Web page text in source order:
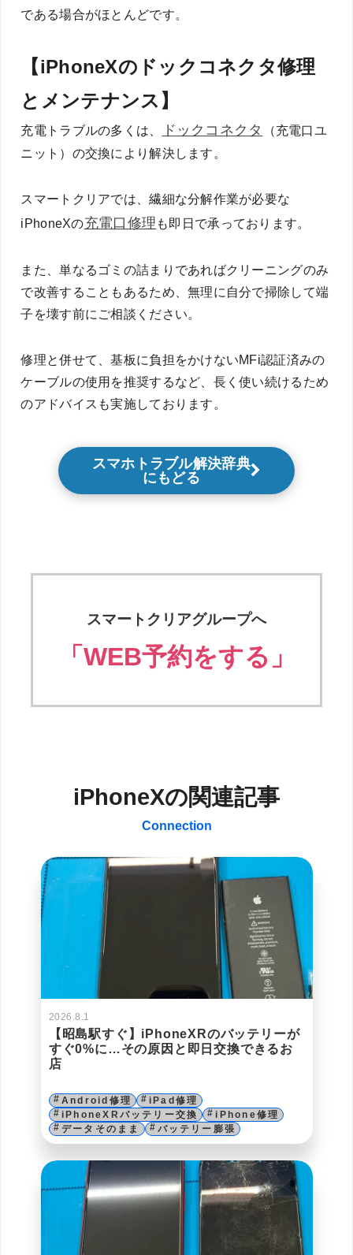
である場合がほとんどです。
【iPhoneXのドックコネクタ修理
とメンテナンス】
充電トラブルの多くは、 ドックコネクタ
（充電口ユ
ニット）の交換により解決します。
スマートクリアでは、繊細な分解作業が必要な
iPhoneXの充電口修理 も即日で承っております。
また、単なるゴミの詰まりであればクリーニングのみ
で改善することもあるため、無理に自分で掃除して端
子を壊す前にご相談ください。
修理と併せて、基板に負担をかけないMFi認証済みの
ケーブルの使用を推奨するなど、長く使い続けるため
のアドバイスも実施しております。
スマホトラブル解決辞典
にもどる
スマートクリアグループへ
「WEB予約をする」
iPhoneXの関連記事
Connection
2026.8.1
【昭島駅すぐ】iPhoneXRのバッテリーが
すぐ0%に…その原因と即日交換できるお
店
Android修理
iPad修理
iPhoneXRバッテリー交換
iPhone修理
データそのまま
バッテリー膨張